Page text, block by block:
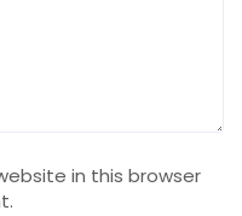
in this browser